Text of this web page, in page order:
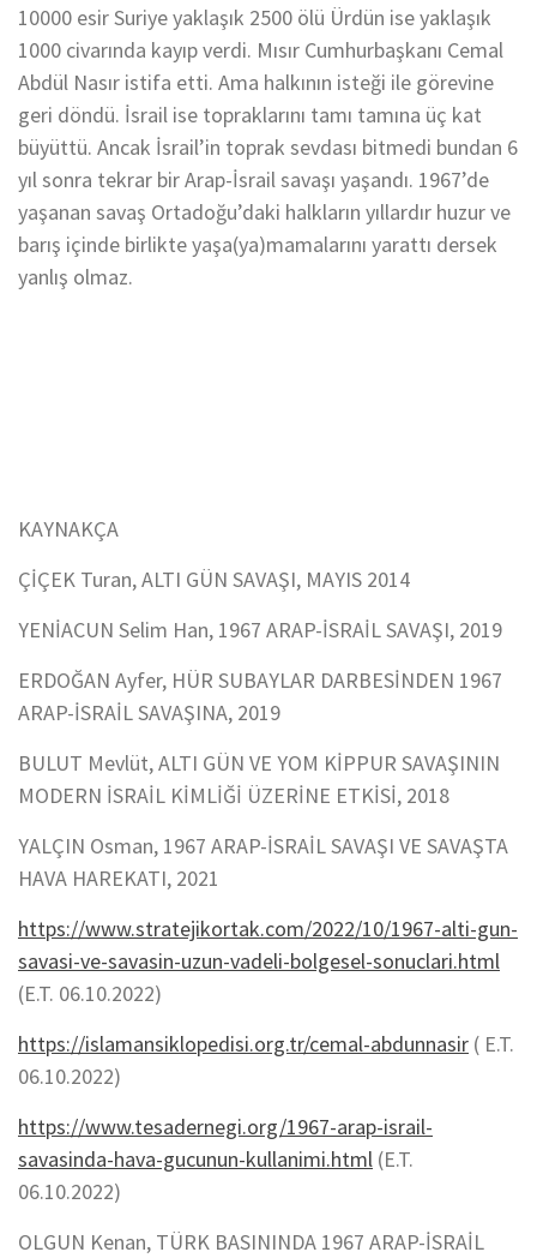
10000 esir Suriye yaklaşık 2500 ölü Ürdün ise yaklaşık
1000 civarında kayıp verdi. Mısır Cumhurbaşkanı Cemal
Abdül Nasır istifa etti. Ama halkının isteği ile görevine
geri döndü. İsrail ise topraklarını tamı tamına üç kat
büyüttü. Ancak İsrail’in toprak sevdası bitmedi bundan 6
yıl sonra tekrar bir Arap-İsrail savaşı yaşandı. 1967’de
yaşanan savaş Ortadoğu’daki halkların yıllardır huzur ve
barış içinde birlikte yaşa(ya)mamalarını yarattı dersek
yanlış olmaz.
KAYNAKÇA
ÇİÇEK Turan, ALTI GÜN SAVAŞI, MAYIS 2014
YENİACUN Selim Han, 1967 ARAP-İSRAİL SAVAŞI, 2019
ERDOĞAN Ayfer, HÜR SUBAYLAR DARBESİNDEN 1967
ARAP-İSRAİL SAVAŞINA, 2019
BULUT Mevlüt, ALTI GÜN VE YOM KİPPUR SAVAŞININ
MODERN İSRAİL KİMLİĞİ ÜZERİNE ETKİSİ, 2018
YALÇIN Osman, 1967 ARAP-İSRAİL SAVAŞI VE SAVAŞTA
HAVA HAREKATI, 2021
https://www.stratejikortak.com/2022/10/1967-alti-gun-
savasi-ve-savasin-uzun-vadeli-bolgesel-sonuclari.html
(E.T. 06.10.2022)
https://islamansiklopedisi.org.tr/cemal-abdunnasir ( E.T.
06.10.2022)
https://www.tesadernegi.org/1967-arap-israil-
savasinda-hava-gucunun-kullanimi.html (E.T.
06.10.2022)
OLGUN Kenan, TÜRK BASININDA 1967 ARAP-İSRAİL